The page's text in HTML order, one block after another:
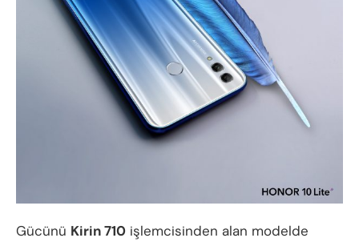
Gücünü Kirin 710 işlemcisinden alan modelde